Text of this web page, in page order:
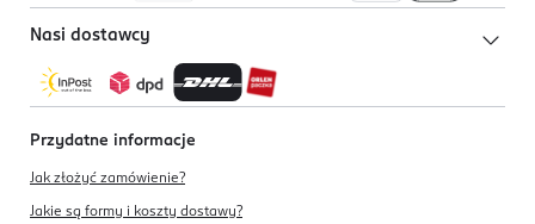
Nasi dostawcy
Przydatne informacje
Jak złożyć zamówienie?
Jakie są formy i koszty dostawy?